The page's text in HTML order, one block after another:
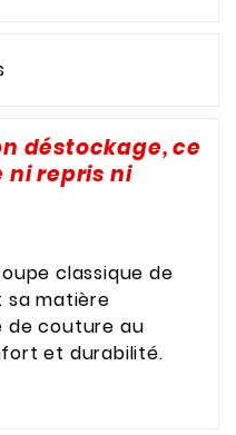
déstockage, ce
ni repris ni
classique de
matière
de couture au
et durabilité.